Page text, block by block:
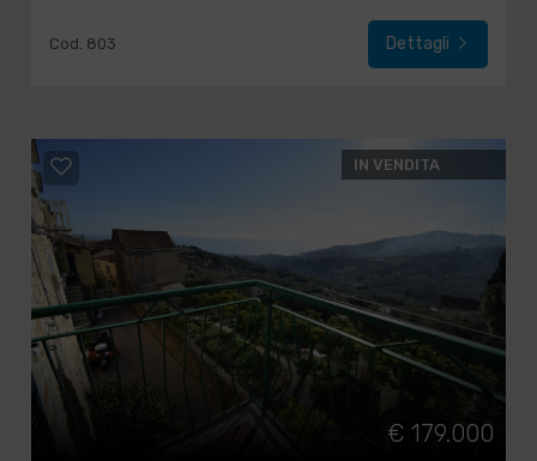
Cod. 803 Dettagli
IN VENDITA
€ 179.000